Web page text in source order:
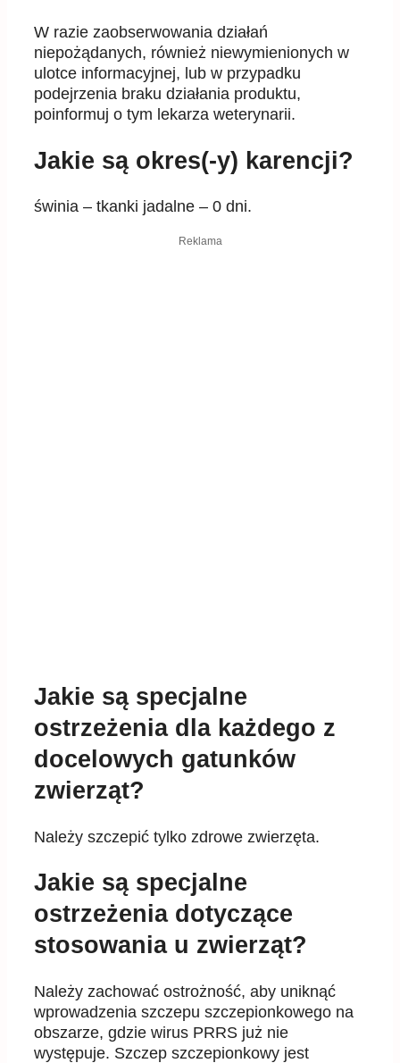
W razie zaobserwowania działań
niepożądanych, również niewymienionych w
ulotce informacyjnej, lub w przypadku
podejrzenia braku działania produktu,
poinformuj o tym lekarza weterynarii.
Jakie są okres(-y) karencji?
świnia – tkanki jadalne – 0 dni.
Reklama
Jakie są specjalne
ostrzeżenia dla każdego z
docelowych gatunków
zwierząt?
Należy szczepić tylko zdrowe zwierzęta.
Jakie są specjalne
ostrzeżenia dotyczące
stosowania u zwierząt?
Należy zachować ostrożność, aby uniknąć
wprowadzenia szczepu szczepionkowego na
obszarze, gdzie wirus PRRS już nie
występuje. Szczep szczepionkowy jest